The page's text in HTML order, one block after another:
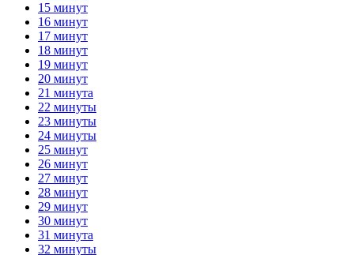
15 минут
16 минут
17 минут
18 минут
19 минут
20 минут
21 минута
22 минуты
23 минуты
24 минуты
25 минут
26 минут
27 минут
28 минут
29 минут
30 минут
31 минута
32 минуты